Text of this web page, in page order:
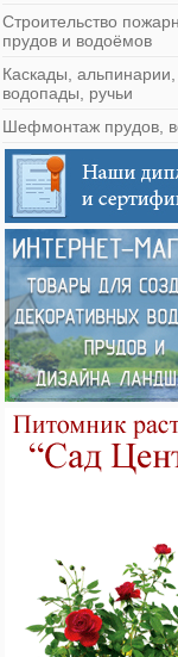
Строительство
прудов и водоёмов
Каскады, альпинарии,
водопады, ручьи
Шефмонтаж прудов,